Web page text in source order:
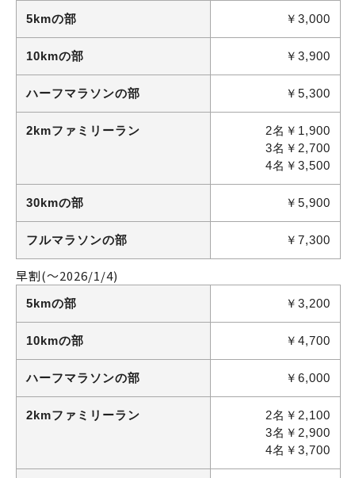
5kmの部 ￥3,000
10kmの部 ￥3,900
ハーフマラソンの部 ￥5,300
2kmファミリーラン
2名￥1,900
3名￥2,700
4名￥3,500
30kmの部 ￥5,900
フルマラソンの部 ￥7,300
早割(～2026/1/4)
5kmの部 ￥3,200
10kmの部 ￥4,700
ハーフマラソンの部 ￥6,000
2kmファミリーラン
2名￥2,100
3名￥2,900
4名￥3,700